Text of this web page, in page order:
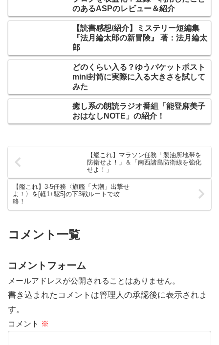
のあるASPのレビュー＆紹介
【読書感想/紹介】ミステリー短編集
『法月綸太郎の新冒険』 著：法月綸太
郎
どのくらい入る？ゆうパケットポスト
mini封筒に実際に入る大きさを試して
みた
癒し系の朗読ラジオ番組「能登麻美子
おはなしNOTE」の紹介！
【艦これ】マラソン任務「製油所地帯を
防衛せよ！」＆「南西諸島防衛線を強化
せよ！」
【艦これ】3-5任務〈旗艦「大潮」出撃せ
よ！〉を[軽1+駆5]の下3戦ルートで攻
略！
コメント一覧
コメントフォーム
メールアドレスが公開されることはありません。
書き込まれたコメントは管理人の承認後に表示されま
す。
コメント ※